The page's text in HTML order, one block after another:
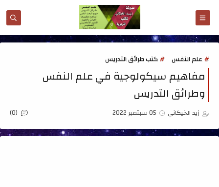
علم النفس كتب طرائق التدريس
مفاهيم سيكولوجية في علم النفس
وطرائق التدريس
زيد الخيكاني 05 سبتمبر 2022 (0)